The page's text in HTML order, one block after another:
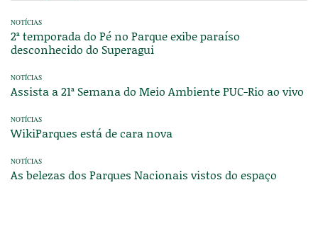
NOTÍCIAS
2ª temporada do Pé no Parque exibe paraíso
desconhecido do Superagui
NOTÍCIAS
Assista a 21ª Semana do Meio Ambiente PUC-Rio ao vivo
NOTÍCIAS
WikiParques está de cara nova
NOTÍCIAS
As belezas dos Parques Nacionais vistos do espaço